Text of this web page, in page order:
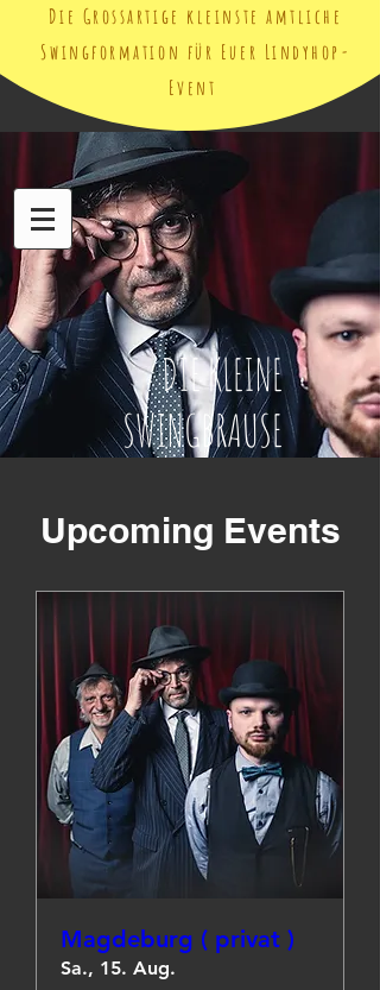
Die Grossartige kleinste amtliche
Swingformation für Euer Lindyhop-
Event
DIE KLEINE
SWINGBRAUSE
Upcoming Events
Magdeburg ( privat )
Sa., 15. Aug.